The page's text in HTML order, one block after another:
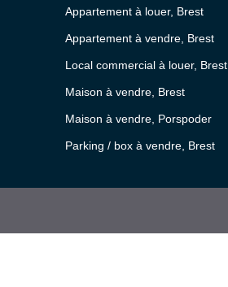
Appartement à louer, Brest
Appartement à vendre, Brest
Local commercial à louer, Brest
Maison à vendre, Brest
Maison à vendre, Porspoder
Parking / box à vendre, Brest